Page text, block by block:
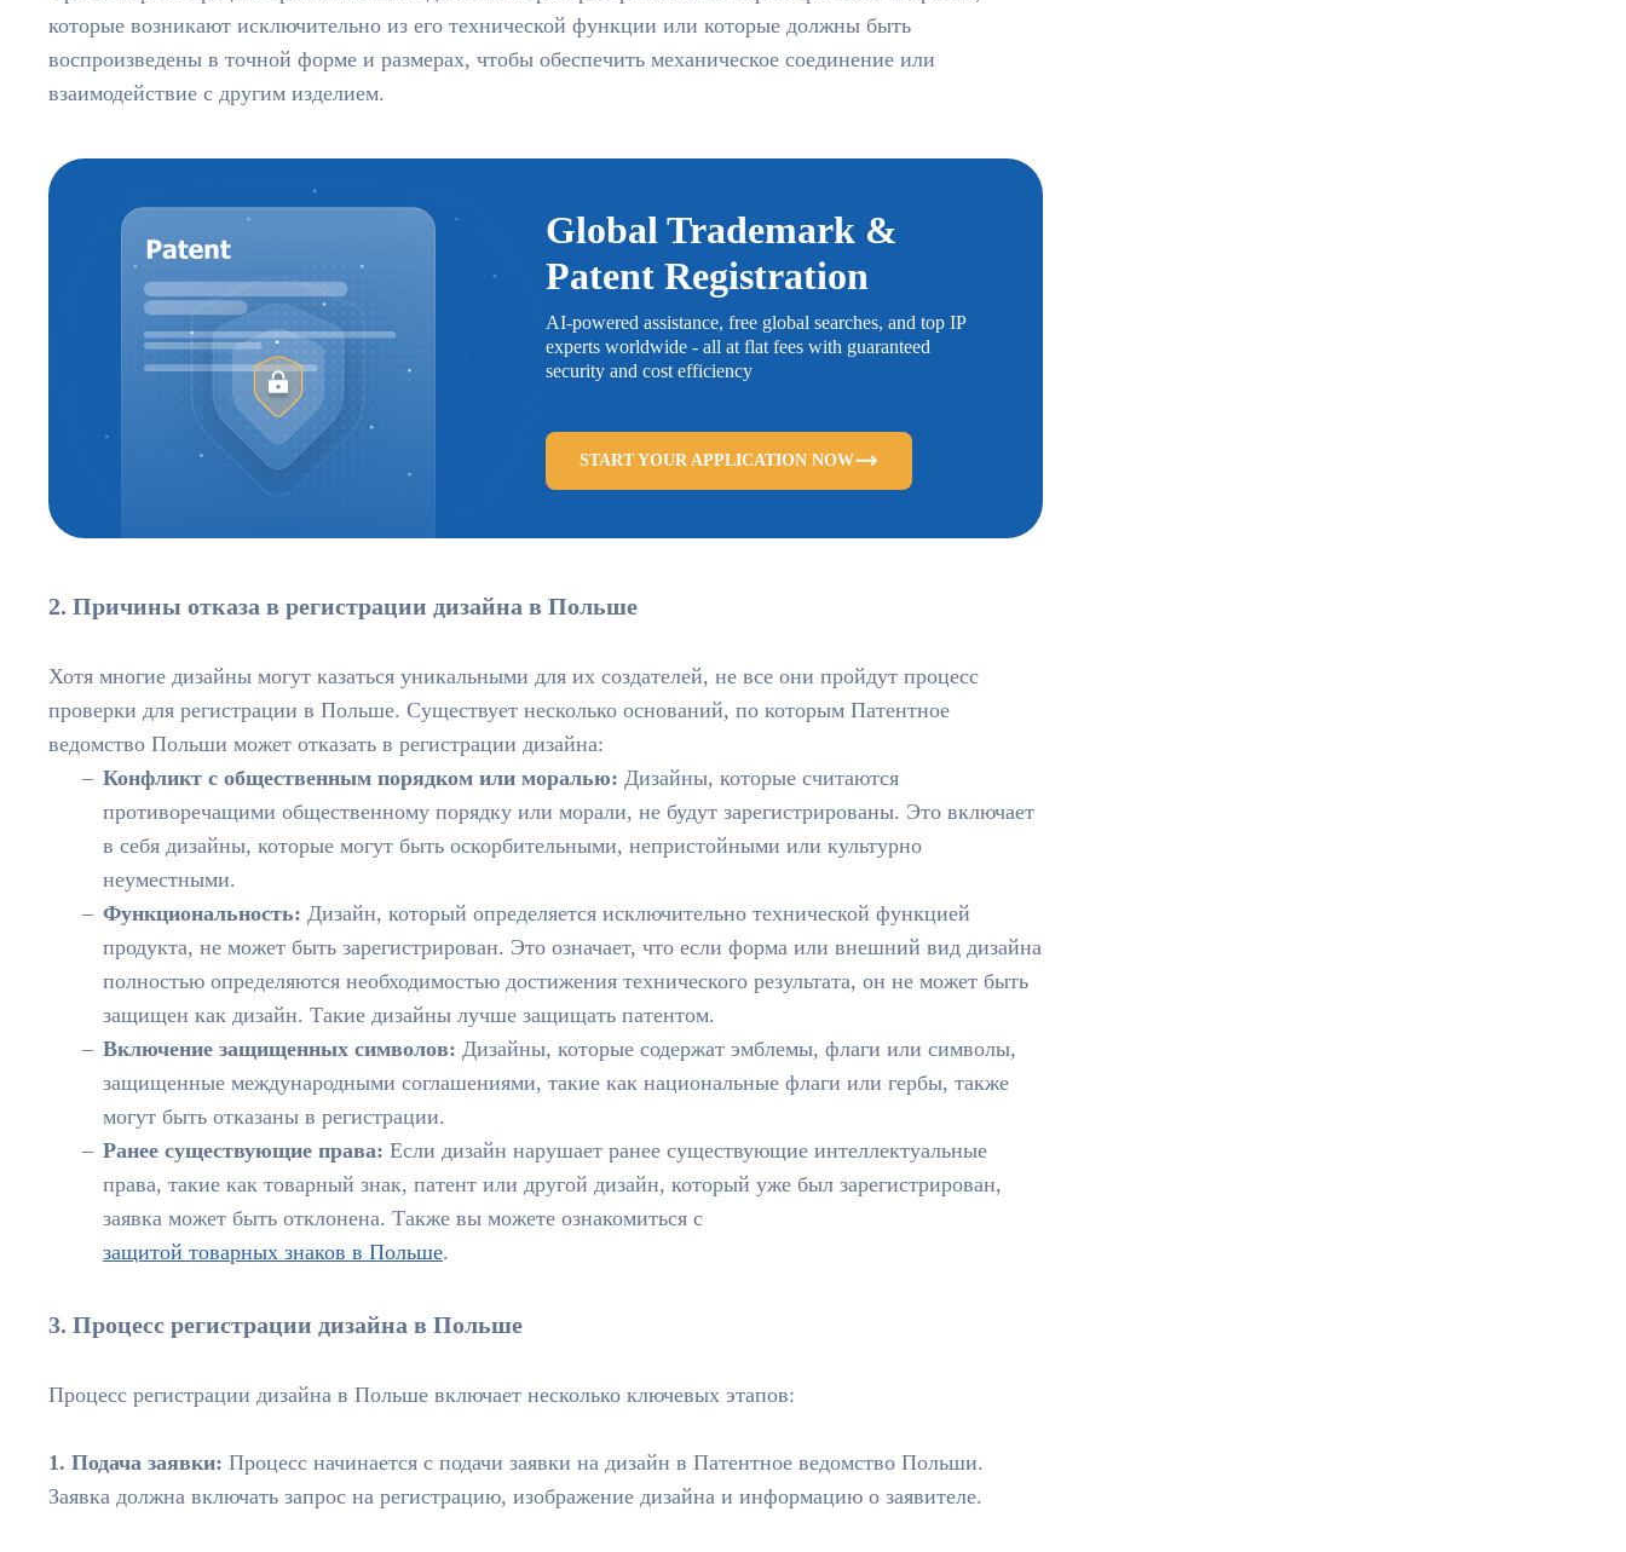
которые возникают исключительно из его технической функции или которые должны быть
воспроизведены в точной форме и размерах, чтобы обеспечить механическое соединение или
взаимодействие с другим изделием.
Global Trademark &
Patent Registration
AI-powered assistance, free global searches, and top IP
experts worldwide - all at flat fees with guaranteed
security and cost efficiency
START YOUR APPLICATION NOW
2. Причины отказа в регистрации дизайна в Польше
Хотя многие дизайны могут казаться уникальными для их создателей, не все они пройдут процесс
проверки для регистрации в Польше. Существует несколько оснований, по которым Патентное
ведомство Польши может отказать в регистрации дизайна:
Конфликт с общественным порядком или моралью: Дизайны, которые считаются
противоречащими общественному порядку или морали, не будут зарегистрированы. Это включает
в себя дизайны, которые могут быть оскорбительными, непристойными или культурно
неуместными.
Функциональность: Дизайн, который определяется исключительно технической функцией
продукта, не может быть зарегистрирован. Это означает, что если форма или внешний вид дизайна
полностью определяются необходимостью достижения технического результата, он не может быть
защищен как дизайн. Такие дизайны лучше защищать патентом.
Включение защищенных символов: Дизайны, которые содержат эмблемы, флаги или символы,
защищенные международными соглашениями, такие как национальные флаги или гербы, также
могут быть отказаны в регистрации.
Ранее существующие права: Если дизайн нарушает ранее существующие интеллектуальные
права, такие как товарный знак, патент или другой дизайн, который уже был зарегистрирован,
заявка может быть отклонена. Также вы можете ознакомиться с
защитой товарных знаков в Польше.
3. Процесс регистрации дизайна в Польше
Процесс регистрации дизайна в Польше включает несколько ключевых этапов:
1. Подача заявки: Процесс начинается с подачи заявки на дизайн в Патентное ведомство Польши.
Заявка должна включать запрос на регистрацию, изображение дизайна и информацию о заявителе.